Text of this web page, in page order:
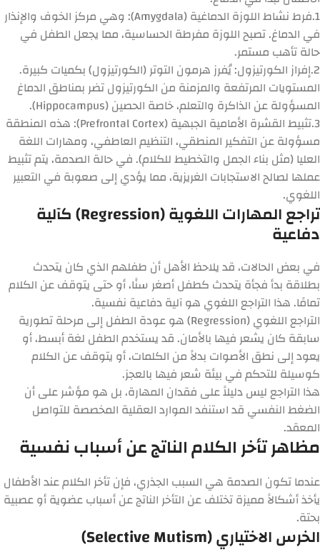
1.فرط نشاط اللوزة الدماغية (Amygdala):
وهي مركز الخوف والإنذار
في الدماغ. تصبح اللوزة مفرطة الحساسية، مما يجعل الطفل في
حالة تأهب مستمر.
2.إفراز الكورتيزول:يُفرز هرمون التوتر (الكورتيزول) بكميات كبيرة.
المستويات المرتفعة والمزمنة من الكورتيزول تضر بمناطق الدماغ
المسؤولة عن الذاكرة والتعلم، خاصة الحصين (Hippocampus)
.
3.تثبيط القشرة الأمامية الجبهية (Prefrontal Cortex):
هذه المنطقة
مسؤولة عن التفكير المنطقي، التنظيم العاطفي، ومهارات اللغة
العليا (مثل بناء الجمل والتخطيط للكلام). في حالة الصدمة، يتم تثبيط
عملها لصالح الاستجابات الغريزية، مما يؤدي إلى صعوبة في التعبير
اللغوي.
تراجع المهارات اللغوية (Regression) كآلية
دفاعية
في بعض الحالات، قد يلاحظ الأهل أن طفلهم الذي كان يتحدث
بطلاقة بدأ فجأة يتحدث كطفل أصغر سنًا، أو حتى يتوقف عن الكلام
تمامًا. هذا التراجع اللغوي هو آلية دفاعية نفسية.
التراجع اللغوي (Regression)
هو عودة الطفل إلى مرحلة تطورية
سابقة كان يشعر فيها بالأمان. قد يستخدم الطفل لغة أبسط، أو
يعود إلى نطق الأصوات بدلاً من الكلمات، أو يتوقف عن الكلام
كوسيلة للتحكم في بيئة شعر فيها بالعجز.
هذا التراجع ليس دليلاً على فقدان المهارة، بل هو مؤشر على أن
الضغط النفسي قد استنفد الموارد العقلية المخصصة للتواصل
المعقد.
مظاهر تأخر الكلام الناتج عن أسباب نفسية
عندما تكون الصدمة هي السبب الجذري، فإنتأخر الكلام عند الأطفال
يأخذ أشكالاً مميزة تختلف عن التأخر الناتج عن أسباب عضوية أو عصبية
بحتة.
الخرس الاختياري (Selective Mutism)